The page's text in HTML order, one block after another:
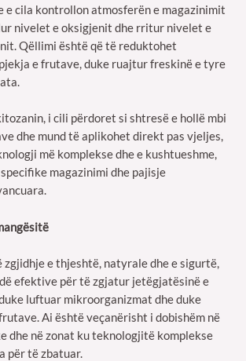
e cila kontrollon atmosferën e magazinimit
nivelet e oksigjenit dhe rritur nivelet e
Qëllimi është që të reduktohet
e frutave, duke ruajtur freskinë e tyre
i cili përdoret si shtresë e hollë mbi
dhe mund të aplikohet direkt pas vjeljes,
më komplekse dhe e kushtueshme,
magazinimi dhe pajisje
zgjidhje e thjeshtë, natyrale dhe e sigurtë,
efektive për të zgjatur jetëgjatësinë e
luftuar mikroorganizmat dhe duke
Ai është veçanërisht i dobishëm në
dhe në zonat ku teknologjitë komplekse
për të zbatuar.